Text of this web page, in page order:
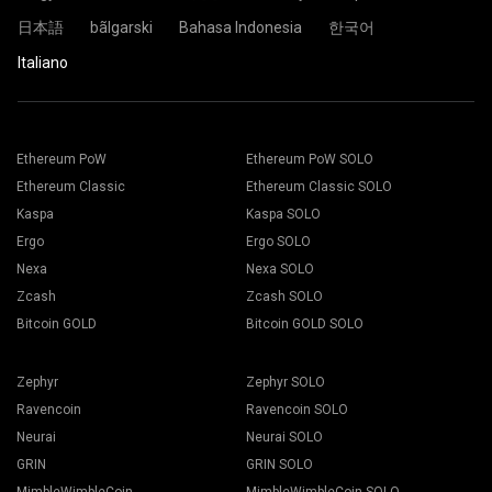
Vai alla scheda “Workers”
Seleziona i tuoi rigs e premi il pulsante “Mining".
Scegli il tuo portafoglio, moneta e miner dall'elenco a
pool di 2Miners.
Incolla l'indirizzo del tuo portafoglio nel campo Indirizzo e
Scegliere il gruppo di mining 2Miners. Quando viene
più vicina. Il luogo predefinito per l'Europa è l'UE.
日本語
bãlgarski Bahasa Indonesia
한국어
Italiano
Ethereum PoW
Ethereum Classic
Kaspa
Ergo
Nexa
Zcash
Bitcoin GOLD
Ethereum PoW SOLO
Ethereum Classic SOLO
Kaspa SOLO
Ergo SOLO
Nexa SOLO
Zcash SOLO
Bitcoin GOLD SOLO
Zephyr
Ravencoin
Neurai
GRIN
Zephyr SOLO
Ravencoin SOLO
Neurai SOLO
GRIN SOLO